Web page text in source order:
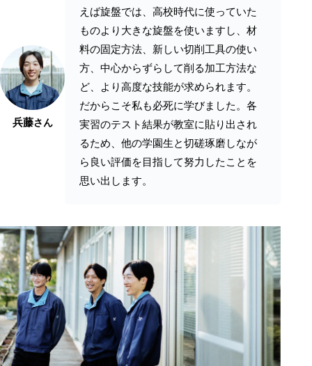
兵藤さん
えば旋盤では、高校時代に使っていた
ものより大きな旋盤を使いますし、材
料の固定方法、新しい切削工具の使い
方、中心からずらして削る加工方法な
ど、より高度な技能が求められます。
だからこそ私も必死に学びました。各
実習のテスト結果が教室に貼り出され
るため、他の学園生と切磋琢磨しなが
ら良い評価を目指して努力したことを
思い出します。